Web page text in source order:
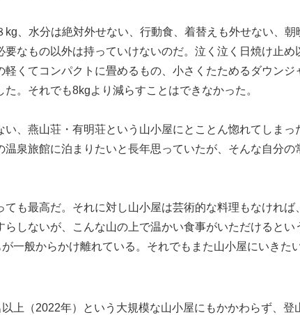
、水分は絶対外せない、行動食、着替えも外せない、朝
なもの以外は持っていけないのだ。泣く泣く日焼け止め
くてコンパクトに畳めるもの、小さくたためるダウンジ
。それでも8kgより減らすことはできなかった。
、燕山荘・有明荘という山小屋にとことん惚れてしまっ
泉旅館に泊まりたいと長年思っていたが、そんな自分の
も最高だ。それに対し山小屋は芸術的な料理もなければ
しないが、こんな山の上で温かい食事がいただけるとい
一般からかけ離れている。それでもまた山小屋にいきた
上（2022年）という大規模な山小屋にもかかわらず、登